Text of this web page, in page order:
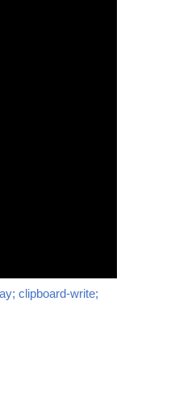
clipboard-write;